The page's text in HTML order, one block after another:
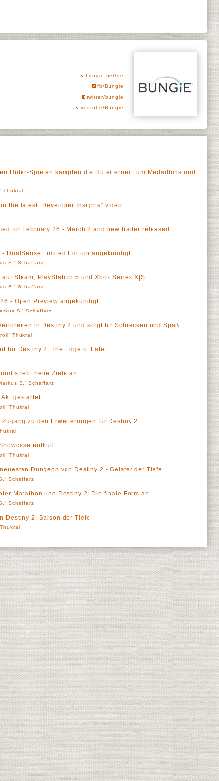
bungie.net/de
fb/Bungie
twitter/bungie
youtube/Bungie
Hüter-Spielen kämpfen die Hüter erneut um Medaillons und
Thukral
the latest “Developer Insights” video
for February 26 - March 2 and new trailer released
- DualSense Limited Edition angekündigt
S.' Schaffarz
Steam, PlayStation 5 und Xbox Series X|S
S.' Schaffarz
- Open Preview angekündigt
S.' Schaffarz
in Destiny 2 und sorgt für Schrecken und Spaß
Thukral
for Destiny 2: The Edge of Fate
strebt neue Ziele an
S.' Schaffarz
gestartet
Thukral
zu den Erweiterungen für Destiny 2
enthüllt
Thukral
Dungeon von Destiny 2 - Geister der Tiefe
Schaffarz
Marathon und Destiny 2: Die finale Form an
Schaffarz
Destiny 2: Saison der Tiefe